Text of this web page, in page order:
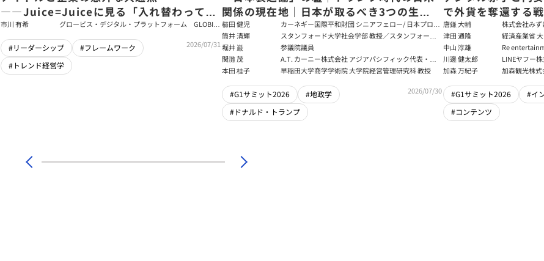
――Juice=Juiceに見る「入れ替わっても
強いチーム」をつくるパス・ゴール理論
市川 有希
グロービス・デジタル・プラットフォーム GLOBIS
#リーダーシップ
#フレームワーク
#トレンド経営学
2026/07/31
関係の現在地｜日本が取るべき3つの生存
戦略【櫛田健児×関灘茂×堀井巌×筒井清
輝】
櫛田 健児
カーネギー国際平和財団 シニアフェロー/ 日本プログ
ラムディレクター
筒井 清輝
スタンフォード大学社会学部 教授／スタンフォード
大学アジア太平洋研究センター 所長／東京財団 名誉
フェロー
堀井 巌
参議院議員
関灘 茂
A.T. カーニー株式会社 アジアパシフィック代表・日
本法人会長
本田 桂子 早稲田大学商学学術院 大学院経営管理研究科 教授
#G1サミット2026
#地政学
#ドナルド・トランプ
2026/07/30
で外貨を奪還する
る真の条件
唐鎌 大輔
株式会社み
ト
津田 通隆
経済産業省
デジタル経
報処理推進
センター 情
任者
中山 淳雄
Re
講師／Plott
川邊 健太郎
LINEヤフー
加森 万紀子
加森観光株式
#G1サミット2026
#イ
#コンテンツ